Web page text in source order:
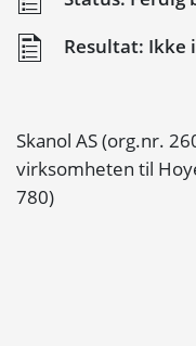
Resultat: Ikke
Skanol AS (org.nr.
virksomheten til
780)